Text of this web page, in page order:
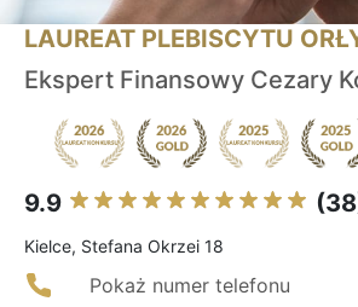
LAUREAT PLEBISCYTU
Ekspert Finansowy Cezary
9.9
Kielce, Stefana Okrzei 18
Pokaż numer telefonu